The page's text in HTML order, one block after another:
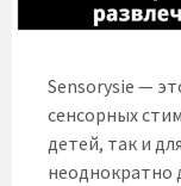
Sensorysie —
сенсорных
детей, так и
неоднократно